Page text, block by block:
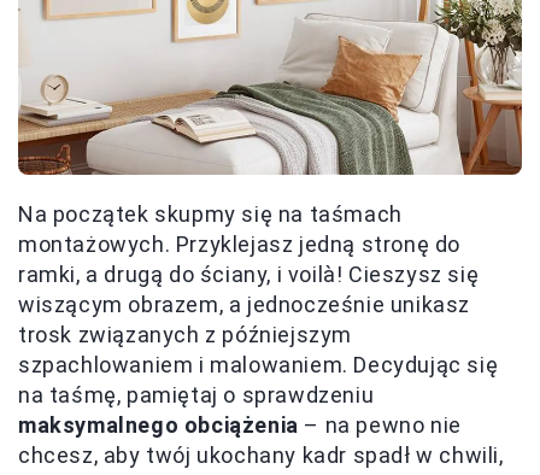
Na początek skupmy się na taśmach
montażowych. Przyklejasz jedną stronę do
ramki, a drugą do ściany, i voilà! Cieszysz się
wiszącym obrazem, a jednocześnie unikasz
trosk związanych z późniejszym
szpachlowaniem i malowaniem. Decydując się
na taśmę, pamiętaj o sprawdzeniu
maksymalnego obciążenia – na pewno nie
chcesz, aby twój ukochany kadr spadł w chwili,